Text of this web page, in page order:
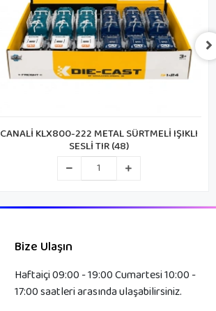
CANALİ KLX800-218 METAL SÜRTMELİ IŞIKLI
SESLİ TIR (48)
Bize Ulaşın
Haftaiçi 09:00 - 19:00 Cumartesi 10:00 -
17:00 saatleri arasında ulaşabilirsiniz.